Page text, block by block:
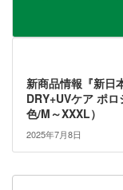
新商品情報『新日
DRY+UVケア ポ
色/M～XXXL）
2025年7月8日